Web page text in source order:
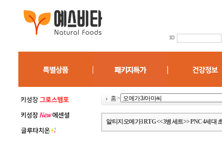
홈>
알티지오메가3 RTG <<3병 세트>> PNC 4세대